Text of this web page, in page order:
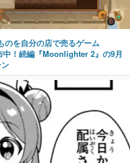
のを自分の店で売るゲーム
！続編『Moonlighter 2』の9月